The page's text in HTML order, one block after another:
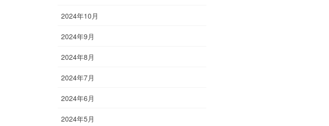
2024年10月
2024年9月
2024年8月
2024年7月
2024年6月
2024年5月